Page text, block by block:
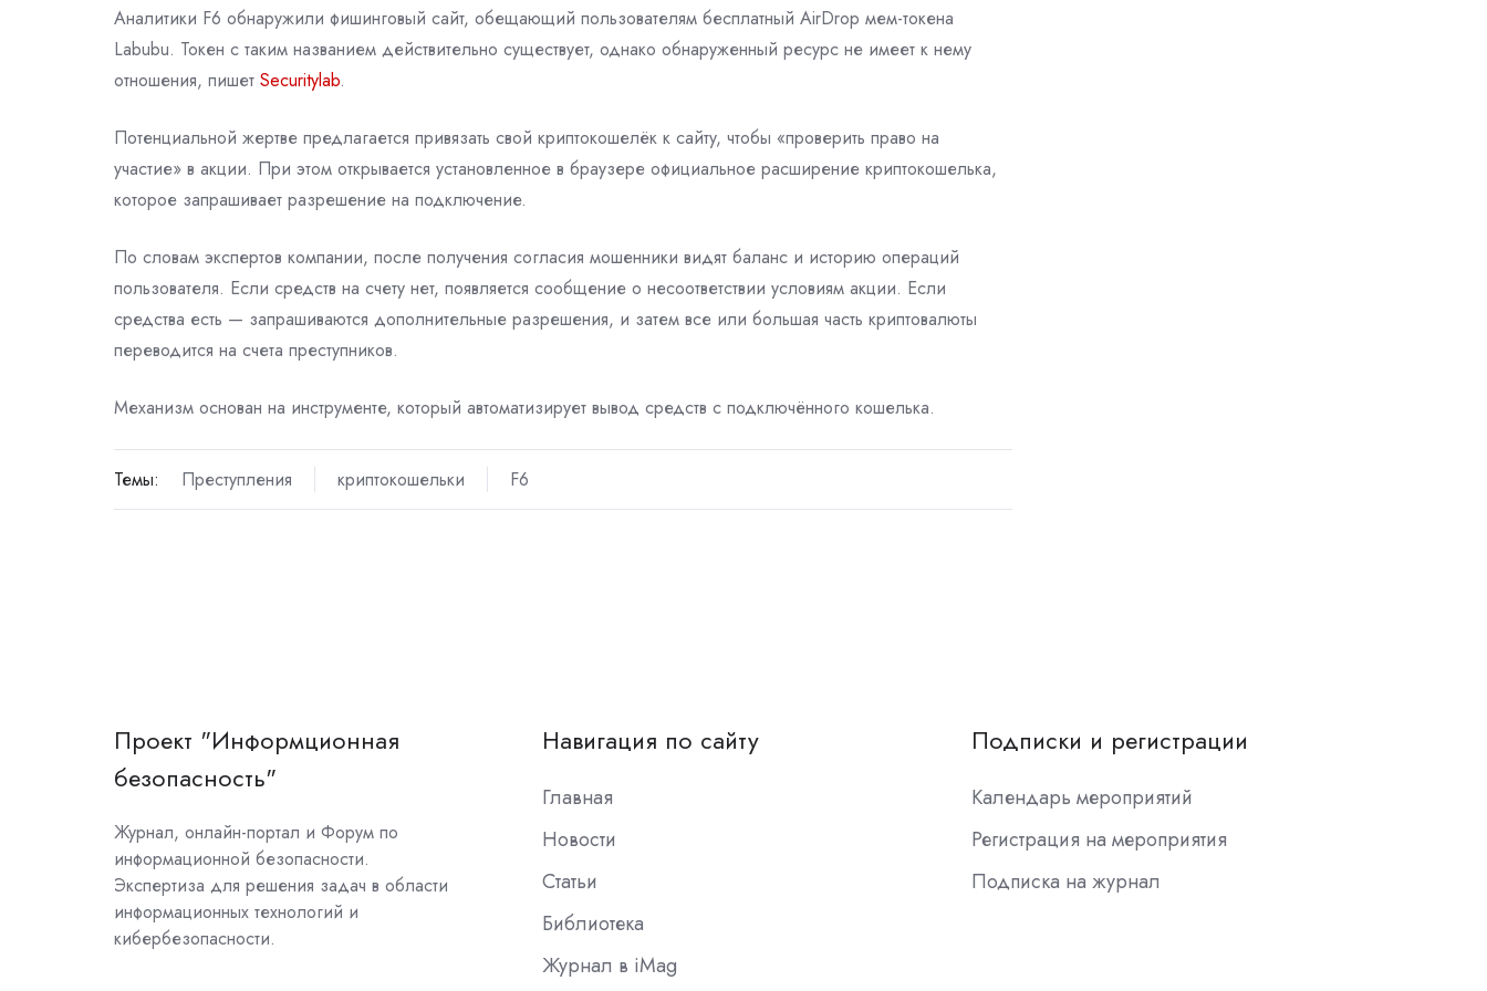
Аналитики F6 обнаружили фишинговый сайт, обещающий пользователям бесплатный AirDrop мем-токена
Labubu. Токен с таким названием действительно существует, однако обнаруженный ресурс не имеет к нему
отношения, пишет Securitylab.
Потенциальной жертве предлагается привязать свой криптокошелёк к сайту, чтобы «проверить право на
участие» в акции. При этом открывается установленное в браузере официальное расширение криптокошелька,
которое запрашивает разрешение на подключение.
По словам экспертов компании, после получения согласия мошенники видят баланс и историю операций
пользователя. Если средств на счету нет, появляется сообщение о несоответствии условиям акции. Если
средства есть — запрашиваются дополнительные разрешения, и затем все или большая часть криптовалюты
переводится на счета преступников.
Механизм основан на инструменте, который автоматизирует вывод средств с подключённого кошелька.
Темы: Преступления криптокошельки F6
Проект "Информционная
безопасность"
Журнал, онлайн-портал и Форум по
информационной безопасности.
Экспертиза для решения задач в области
информационных технологий и
кибербезопасности.
Навигация по сайту
Главная
Новости
Статьи
Библиотека
Журнал в iMag
Подписки и регистрации
Календарь мероприятий
Регистрация на мероприятия
Подписка на журнал